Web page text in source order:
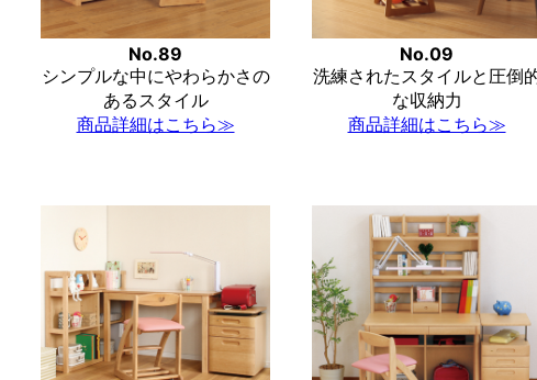
No.89
シンプルな中にやわらかさの
あるスタイル
商品詳細はこちら≫
No.09
洗練されたスタイルと圧倒
な収納力
商品詳細はこちら≫